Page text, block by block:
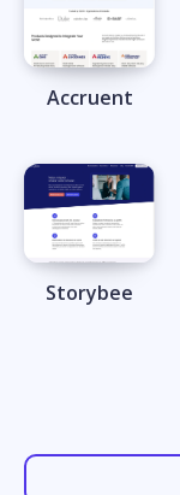
Accruent
Storybee